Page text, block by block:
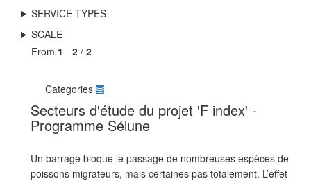
SERVICE TYPES
SCALE
From 1 - 2 / 2
Categories
Secteurs d'étude du projet 'F index' -
Programme Sélune
Un barrage bloque le passage de nombreuses espèces de
poissons migrateurs, mais certaines pas totalement. L’effet